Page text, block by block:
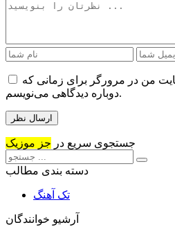
من در مرورگر برای زمانی که
دوباره دیدگاهی می‌نویسم.
جستجوی سریع در جز موزیک
دسته بندی مطالب
تک آهنگ
آرشیو خوانندگان